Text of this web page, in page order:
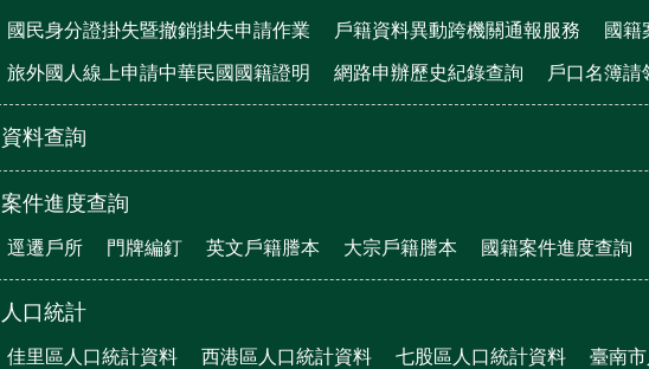
國民身分證掛失暨撤銷掛失申請作業 戶籍資料異動跨機關通報服務 國籍
旅外國人線上申請中華民國國籍證明 網路申辦歷史紀錄查詢 戶口名簿請
資料查詢
案件進度查詢
逕遷戶所 門牌編釘 英文戶籍謄本 大宗戶籍謄本 國籍案件進度查詢
人口統計
佳里區人口統計資料 西港區人口統計資料 七股區人口統計資料 臺南